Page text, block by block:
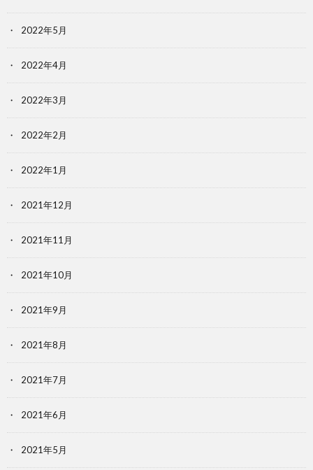
2022年5月
2022年4月
2022年3月
2022年2月
2022年1月
2021年12月
2021年11月
2021年10月
2021年9月
2021年8月
2021年7月
2021年6月
2021年5月